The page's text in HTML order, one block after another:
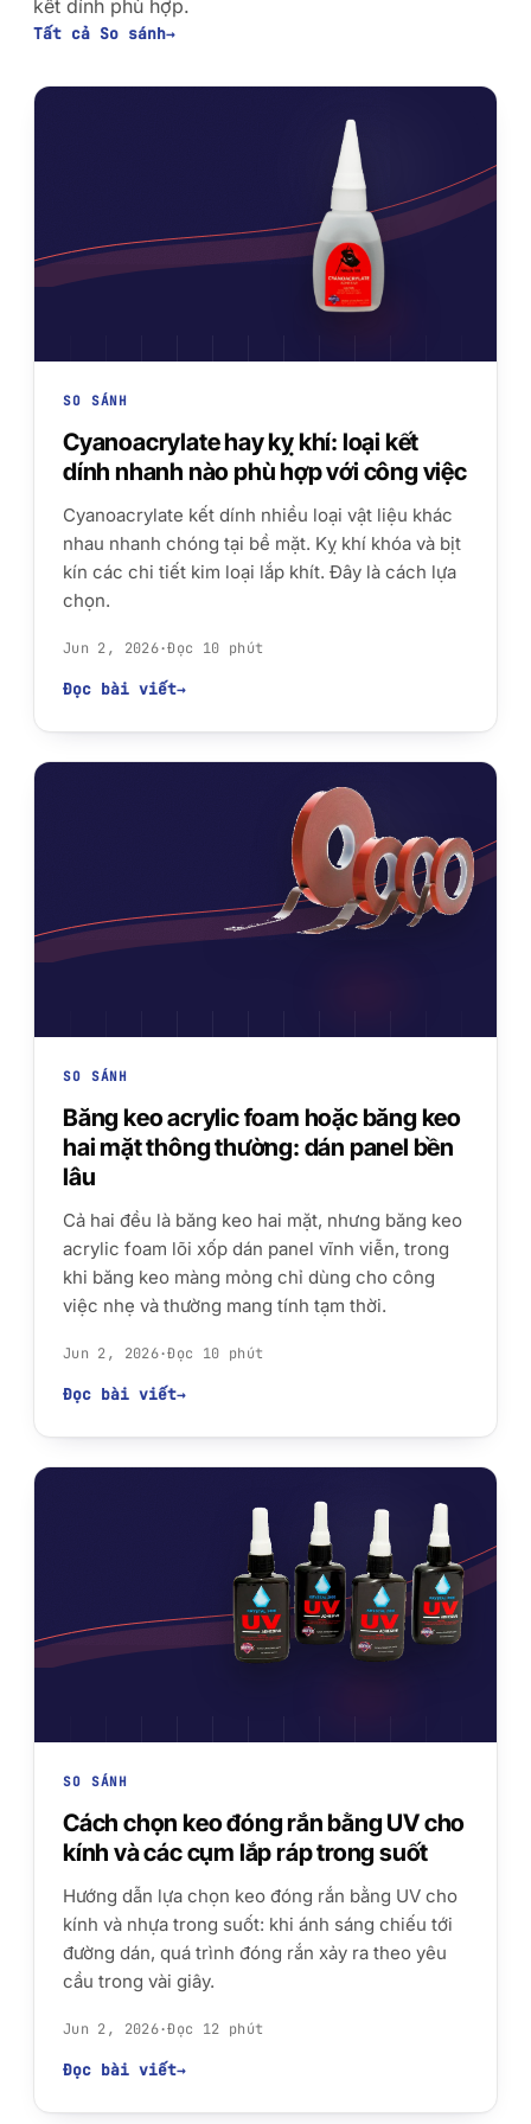
Băng keo bọt acrylic
Băng keo bọt acrylic
kết dính phù hợp.
Tất cả So sánh→
SO SÁNH
Cyanoacrylate hay kỵ khí: loại kết
dính nhanh nào phù hợp với công việc
Cyanoacrylate kết dính nhiều loại vật liệu khác
nhau nhanh chóng tại bề mặt. Kỵ khí khóa và bịt
kín các chi tiết kim loại lắp khít. Đây là cách lựa
chọn.
Jun 2, 2026·Đọc 10 phút
Đọc bài viết→
SO SÁNH
Băng keo acrylic foam hoặc băng keo
hai mặt thông thường: dán panel bền
lâu
Cả hai đều là băng keo hai mặt, nhưng băng keo
acrylic foam lõi xốp dán panel vĩnh viễn, trong
khi băng keo màng mỏng chỉ dùng cho công
việc nhẹ và thường mang tính tạm thời.
Jun 2, 2026·Đọc 10 phút
Đọc bài viết→
SO SÁNH
Cách chọn keo đóng rắn bằng UV cho
kính và các cụm lắp ráp trong suốt
Hướng dẫn lựa chọn keo đóng rắn bằng UV cho
kính và nhựa trong suốt: khi ánh sáng chiếu tới
đường dán, quá trình đóng rắn xảy ra theo yêu
cầu trong vài giây.
Jun 2, 2026·Đọc 12 phút
Đọc bài viết→